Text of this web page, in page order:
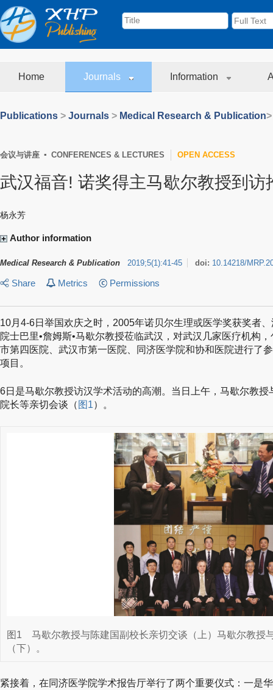
Home Journals Information
Publications > Journals > Medical Research & Publication
会议与讲座 ▪ CONFERENCES & LECTURES OPEN ACCESS
武汉福音! 诺奖得主马歇尔教授到访
杨永芳
Author information
Medical Research & Publication 2019;5(1):41-45 doi: 10.14218/
Share Metrics Permissions
10月4-6日举国欢庆之时，2005年诺贝尔生理或医学奖获奖者
院士巴里•詹姆斯•马歇尔教授莅临武汉，对武汉几家医疗机构
市第四医院、武汉市第一医院、同济医学院和协和医院进行了
项目。
6日是马歇尔教授访汉学术活动的高潮。当日上午，马歇尔教
院长等亲切会谈（ 图1）。
图1
马歇尔教授与陈建国副校长亲切交谈（上）马歇尔教授
（下）。
紧接着，在同济医学院学术报告厅举行了两个重要仪式：一是